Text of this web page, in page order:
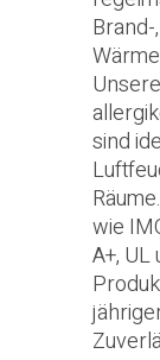
sind
wie
A+,